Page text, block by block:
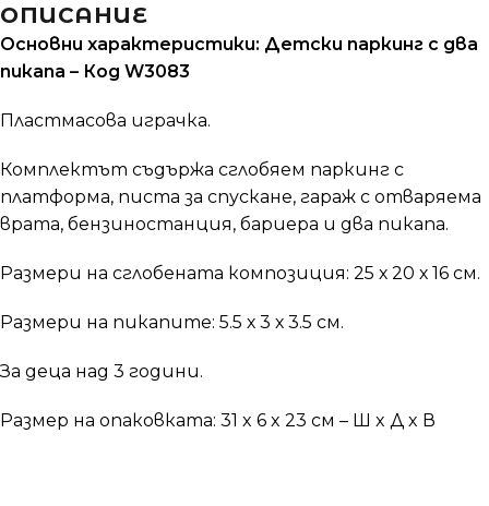
ОПИСАНИЕ
Основни характеристики: Детски паркинг с два
пикапа – Код W3083
Пластмасова играчка.
Комплектът съдържа сглобяем паркинг с
платформа, писта за спускане, гараж с отваряема
врата, бензиностанция, бариера и два пикапа.
Размери на сглобената композиция: 25 х 20 х 16 см.
Размери на пикапите: 5.5 х 3 х 3.5 см.
За деца над 3 години.
Размер на опаковката: 31 x 6 x 23 см – Ш x Д x В